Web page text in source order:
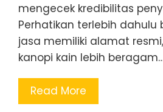
mengecek kredibilitas
Perhatikan terlebih dahulu
jasa memiliki alamat
kanopi kain lebih
Read More